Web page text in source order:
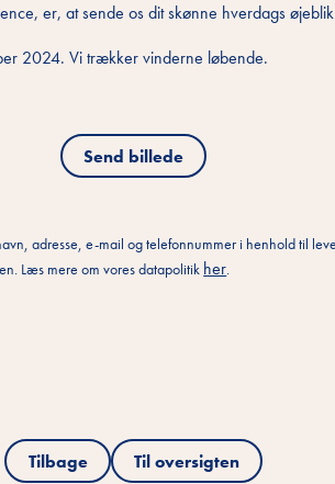
er, at sende os dit skønne hverdags
2024. Vi trækker vinderne løbende.
Send billede
adresse, e-mail og telefonnummer i henhold til
Læs mere om vores datapolitik her.
Tilbage Til oversigten